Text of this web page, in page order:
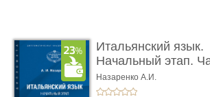
Итальянский язык.
Начальный этап.
2. Учеб� ...
Назаренко А.И.